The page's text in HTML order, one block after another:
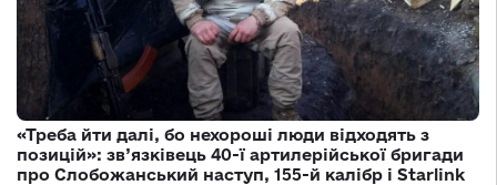
«Треба йти далі, бо нехороші люди відходять з
позицій»: зв’язківець 40-ї артилерійської бригади
про Слобожанський наступ, 155-й калібр і Starlink